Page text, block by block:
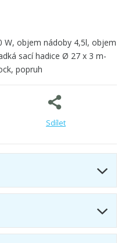
W, objem nádoby 4,5l, objem
sací hadice Ø 27 x 3 m-
popruh
Sdílet